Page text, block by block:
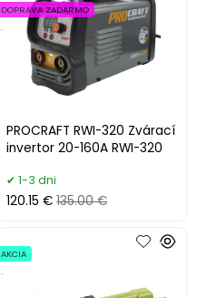
PROCRAFT RWI-320 Zvárací
invertor 20-160A RWI-320
DOPRAVA ZADARMO
.
1-3 dni
120.15 € 135.00 €
AKCIA
.